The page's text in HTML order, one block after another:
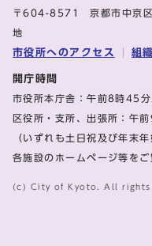
〒604-8571 京都市中京区
地
市役所へのアクセス 組
開庁時間
市役所本庁舎：午前8時45
区役所・支所、出張所：午
（いずれも土日祝及び年末
各施設のホームページ等をご
(c) City of Kyoto. All rights